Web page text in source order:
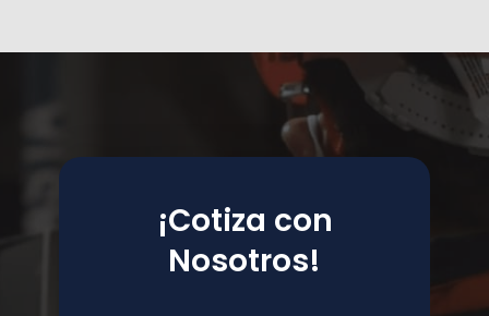
¡Cotiza con
Nosotros!